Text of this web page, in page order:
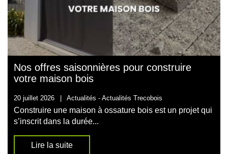
Nos offres saisonnières pour construire
votre maison bois
20 juillet 2026 Actualités - Actualités Trecobois
Construire une maison à ossature bois est un projet qui
s’inscrit dans la durée...
Lire la suite